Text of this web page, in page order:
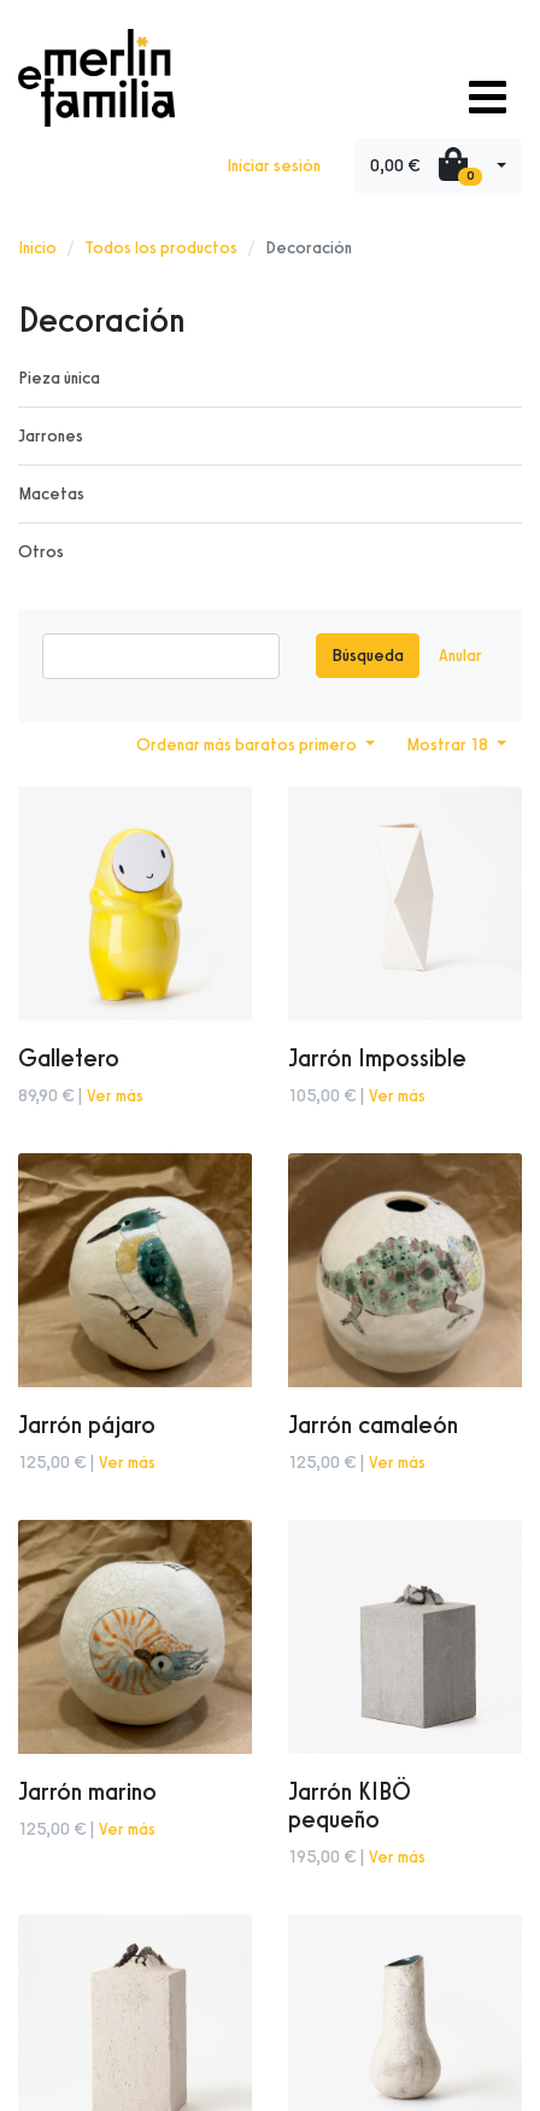
Iniciar sesión 0,00 € 0
Inicio Todos los productos Decoración
Decoración
Pieza única
Jarrones
Macetas
Otros
Búsqueda Anular
Mostrar 18
Ordenar más baratos primero
Galletero
89,90 € | Ver más
Jarrón Impossible
105,00 € | Ver más
Jarrón pájaro
125,00 € | Ver más
Jarrón camaleón
125,00 € | Ver más
Jarrón marino
125,00 € | Ver más
Jarrón KIBÖ
pequeño
195,00 € | Ver más